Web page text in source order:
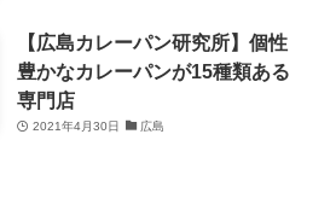
【広島カレーパン研究所】個性
豊かなカレーパンが15種類ある
専門店
2021年4月30日 広島